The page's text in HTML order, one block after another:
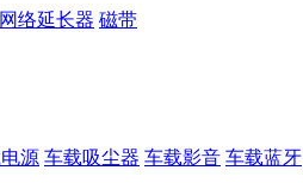
网络延长器 磁带
源 车载吸尘器 车载影音 车载蓝牙